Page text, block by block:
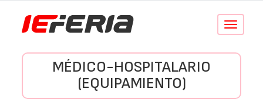
Conmutar
MÉDICO-HOSPITALARIO
(EQUIPAMIENTO)